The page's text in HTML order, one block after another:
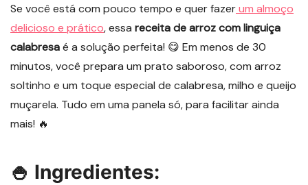
Se você está com pouco tempo e quer fazerum almoço
delicioso e prático, essa receita de arroz com linguiça
calabresaé a solução perfeita! 😋 Em menos de 30
minutos, você prepara um prato saboroso, com arroz
soltinho e um toque especial de calabresa, milho e queijo
muçarela. Tudo em uma panela só, para facilitar ainda
mais! 🔥
🍚 Ingredientes: